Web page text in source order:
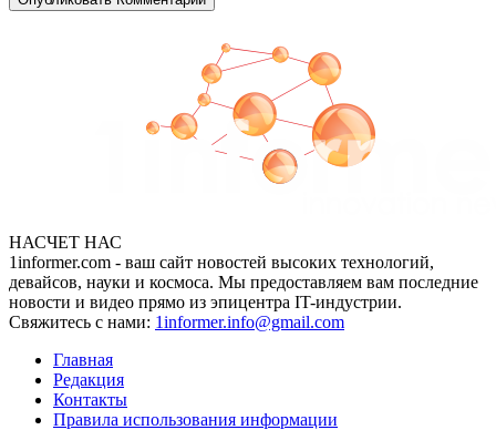
НАСЧЕТ НАС
1informer.com - ваш сайт новостей высоких технологий,
девайсов, науки и космоса. Мы предоставляем вам последние
новости и видео прямо из эпицентра IT-индустрии.
Свяжитесь с нами: 1informer.info@gmail.com
Главная
Редакция
Контакты
Правила использования информации